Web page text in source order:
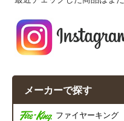
メーカーで探す
ファイヤーキング